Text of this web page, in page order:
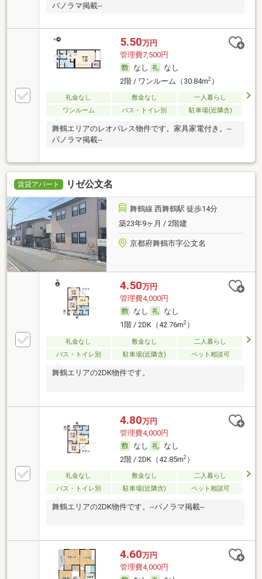
パノラマ掲載--
5.50万円
管理費7,500円
なし
なし
2階 / ワンルーム（30.84m2）
礼金なし 敷金なし
一人暮らし
ワンルーム
バス・トイレ別 駐車場(近隣含)
舞鶴エリアのレオパレス物件です。家具家電付き。--
パノラマ掲載--
賃貸アパート リゼ公文名
舞鶴線 西舞鶴駅 徒歩14分
築23年9ヶ月 / 2階建
京都府舞鶴市字公文名
4.50万円
管理費4,000円
なし
なし
1階 / 2DK（42.76m2）
礼金なし 敷金なし
二人暮らし
バス・トイレ別
駐車場(近隣含) ペット相談可
舞鶴エリアの2DK物件です。
4.80万円
管理費4,000円
なし
なし
2階 / 2DK（42.85m2）
礼金なし 敷金なし
二人暮らし
バス・トイレ別
駐車場(近隣含) ペット相談可
舞鶴エリアの2DK物件です。--パノラマ掲載--
4.60万円
管理費4,000円